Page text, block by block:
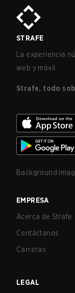
STRAFE
La experiencia
web y móvil.
Strafe, todo
Background
EMPRESA
Acerca de Strafe
Contáctanos
Carreras
LEGAL